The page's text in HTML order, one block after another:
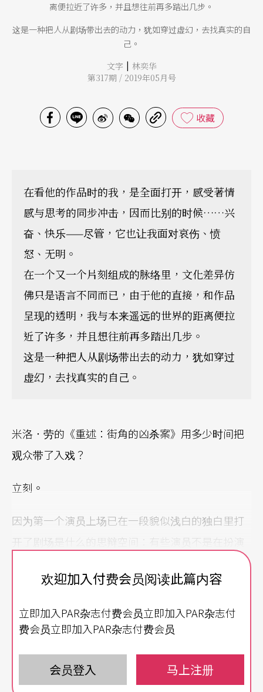
离便拉近了许多，并且想往前再多踏出几步。
这是一种把人从剧场带出去的动力，犹如穿过虚幻，去找真实的自
己。
文字 | 林奕华
第317期 / 2019年05月号
收藏
在看他的作品时的我，是全面打开，感受著情
感与思考的同步冲击，因而比别的时候……兴
奋、快乐——尽管，它也让我面对哀伤、愤
怒、无明。
在一个又一个片刻组成的脉络里，文化差异仿
佛只是语言不同而已，由于他的直接，和作品
呈现的透明，我与本来遥远的世界的距离便拉
近了许多，并且想往前再多踏出几步。
这是一种把人从剧场带出去的动力，犹如穿过
虚幻，去找真实的自己。
米洛．劳的《重述：街角的凶杀案》用多少时间把
观众带了入戏？
立刻。
因为第一个演员上场已在一段貌似浅白的独白里打
开了剧场是什么的思辩空间：有些演员不是在扮演
个方向而是在「扮演」指方向的人。
然后当时台上唯一的演员说，很多角色我都演过，
包括死人。死人怎么演？由一个舞台指示开始：预
备烟！
欢迎加入付费会员阅读此篇内容
立即加入PAR杂志付费会员立即加入PAR杂志付
费会员立即加入PAR杂志付费会员
会员登入 马上注册